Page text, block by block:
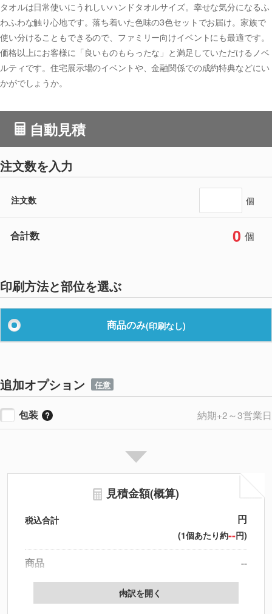
タオルは日常使いにうれしいハンドタオルサイズ。幸せな気分になるふ
わふわな触り心地です。落ち着いた色味の3色セットでお届け。家族で
使い分けることもできるので、ファミリー向けイベントにも最適です。
価格以上にお客様に「良いものもらったな」と満足していただけるノベ
ルティです。住宅展示場のイベントや、金融関係での成約特典などにい
かがでしょうか。
自動見積
注文数を入力
注文数 個
合計数 0 個
印刷方法と部位を選ぶ
商品のみ(印刷なし)
追加オプション 任意
包装 納期+2～3営業日
見積金額(概算)
税込合計 円
(1個あたり約--円)
商品
--
送料
※北海道・沖縄・離島 別途
追加オプション
内訳を開く